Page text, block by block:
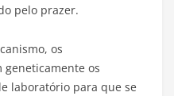
pelo prazer.
os
geneticamente os
laboratório para que se